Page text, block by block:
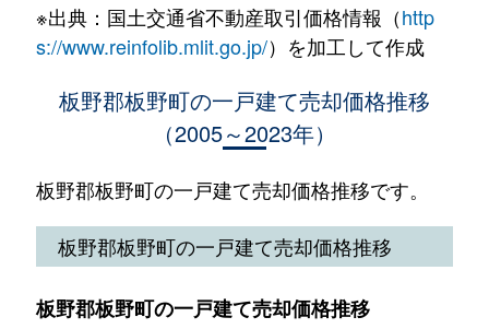
※出典：国土交通省不動産取引価格情報（http
s://www.reinfolib.mlit.go.jp/）を加工して作成
板野郡板野町の一戸建て売却価格推移
（2005～2023年）
板野郡板野町の一戸建て売却価格推移です。
板野郡板野町の一戸建て売却価格推移
板野郡板野町の一戸建て売却価格推移